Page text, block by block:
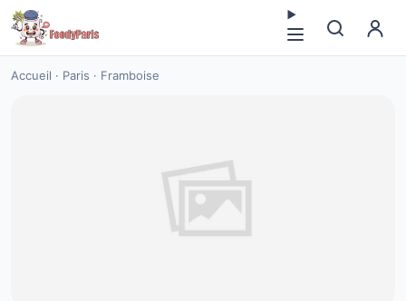
Accueil · Paris · Framboise